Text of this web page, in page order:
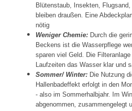
Blütenstaub, Insekten,
bleiben draußen. Eine
nötig
Weniger Chemie: Durch die
Beckens ist die Wasserpflege
sparen viel Geld. Die
Laufzeiten das Wasser klar und
Sommer/ Winter: Die Nutzung
Hallenbadeffekt erfolgt in den
- also im Sommerhalbjahr. Im
abgenommen, zusammengelegt